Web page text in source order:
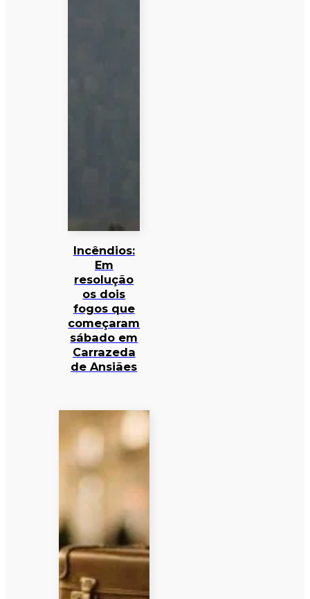
Incêndios:
Em
resolução
os dois
fogos que
começaram
sábado em
Carrazeda
de Ansiães